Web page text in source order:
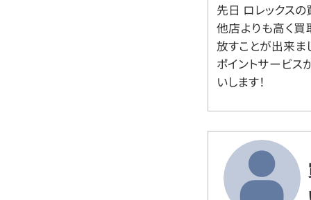
先日 ロレックスの
他店よりも高く買
放すことが出来ま
ポイントサービス
いします！